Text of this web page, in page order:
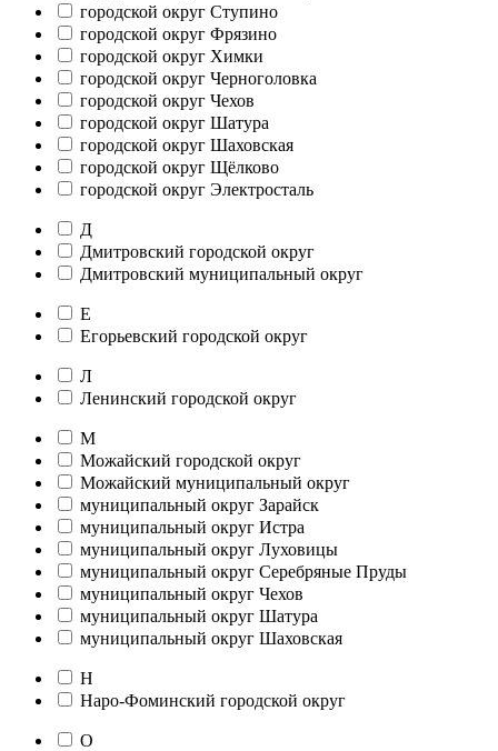
городской округ Ступино
городской округ Фрязино
городской округ Химки
городской округ Черноголовка
городской округ Чехов
городской округ Шатура
городской округ Шаховская
городской округ Щёлково
городской округ Электросталь
Д
Дмитровский городской округ
Дмитровский муниципальный округ
Е
Егорьевский городской округ
Л
Ленинский городской округ
М
Можайский городской округ
Можайский муниципальный округ
муниципальный округ Зарайск
муниципальный округ Истра
муниципальный округ Луховицы
муниципальный округ Серебряные Пруды
муниципальный округ Чехов
муниципальный округ Шатура
муниципальный округ Шаховская
Н
Наро-Фоминский городской округ
О